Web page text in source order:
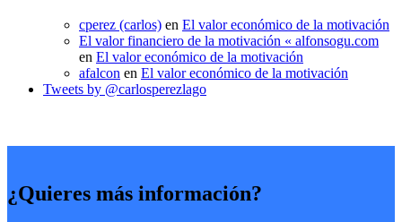
cperez (carlos) en El valor económico de la motivación
El valor financiero de la motivación « alfonsogu.com
en El valor económico de la motivación
afalcon en El valor económico de la motivación
Tweets by @carlosperezlago
¿Quieres más información?